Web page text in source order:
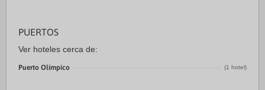
PUERTOS
Ver hoteles cerca de:
Puerto Olímpico (1 hotel)